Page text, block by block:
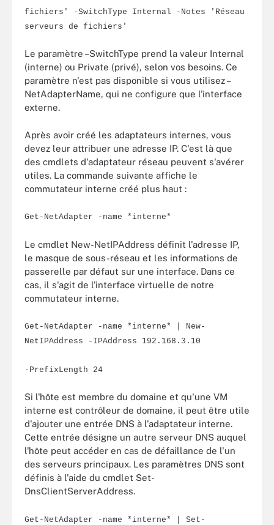
fichiers' -SwitchType Internal -Notes 'Réseau
serveurs de fichiers'
Le paramètre –SwitchType prend la valeur Internal
(interne) ou Private (privé), selon vos besoins. Ce
paramètre n'est pas disponible si vous utilisez –
NetAdapterName, qui ne configure que l'interface
externe.
Après avoir créé les adaptateurs internes, vous
devez leur attribuer une adresse IP. C'est là que
des cmdlets d'adaptateur réseau peuvent s'avérer
utiles. La commande suivante affiche le
commutateur interne créé plus haut :
Get-NetAdapter -name *interne*
Le cmdlet New-NetIPAddress définit l'adresse IP,
le masque de sous-réseau et les informations de
passerelle par défaut sur une interface. Dans ce
cas, il s'agit de l'interface virtuelle de notre
commutateur interne.
Get-NetAdapter -name *interne* | New-
NetIPAddress -IPAddress 192.168.3.10
-PrefixLength 24
Si l'hôte est membre du domaine et qu'une VM
interne est contrôleur de domaine, il peut être utile
d'ajouter une entrée DNS à l'adaptateur interne.
Cette entrée désigne un autre serveur DNS auquel
l'hôte peut accéder en cas de défaillance de l'un
des serveurs principaux. Les paramètres DNS sont
définis à l'aide du cmdlet Set-
DnsClientServerAddress.
Get-NetAdapter -name *interne* | Set-